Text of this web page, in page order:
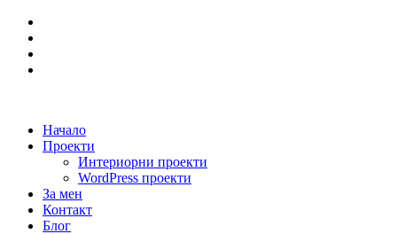
Начало
Проекти
Интериорни проекти
WordPress проекти
За мен
Контакт
Блог